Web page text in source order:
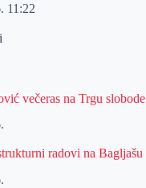
11:22
večeras na Trgu slobode
radovi na Bagljašu